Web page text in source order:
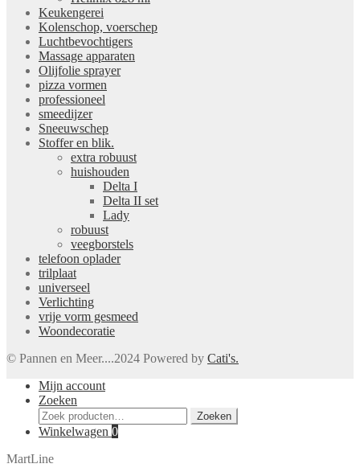
Keukengerei
Kolenschop, voerschep
Luchtbevochtigers
Massage apparaten
Olijfolie sprayer
pizza vormen
professioneel
smeedijzer
Sneeuwschep
Stoffer en blik.
extra robuust
huishouden
Delta I
Delta II set
Lady
robuust
veegborstels
telefoon oplader
trilplaat
universeel
Verlichting
vrije vorm gesmeed
Woondecoratie
© Pannen en Meer....2024 Powered by Cati's.
Mijn account
Zoeken
Zoeken
naar:
Zoeken
Winkelwagen 0
MartLine